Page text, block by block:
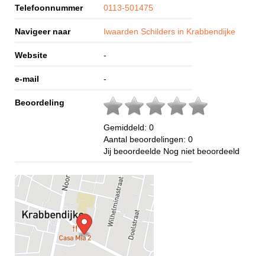
Telefoonnummer 0113-501475
Navigeer naar Iwaarden Schilders in Krabbendijke
Website -
e-mail -
Beoordeling
Gemiddeld: 0
Aantal beoordelingen: 0
Jij beoordeelde Nog niet beoordeeld